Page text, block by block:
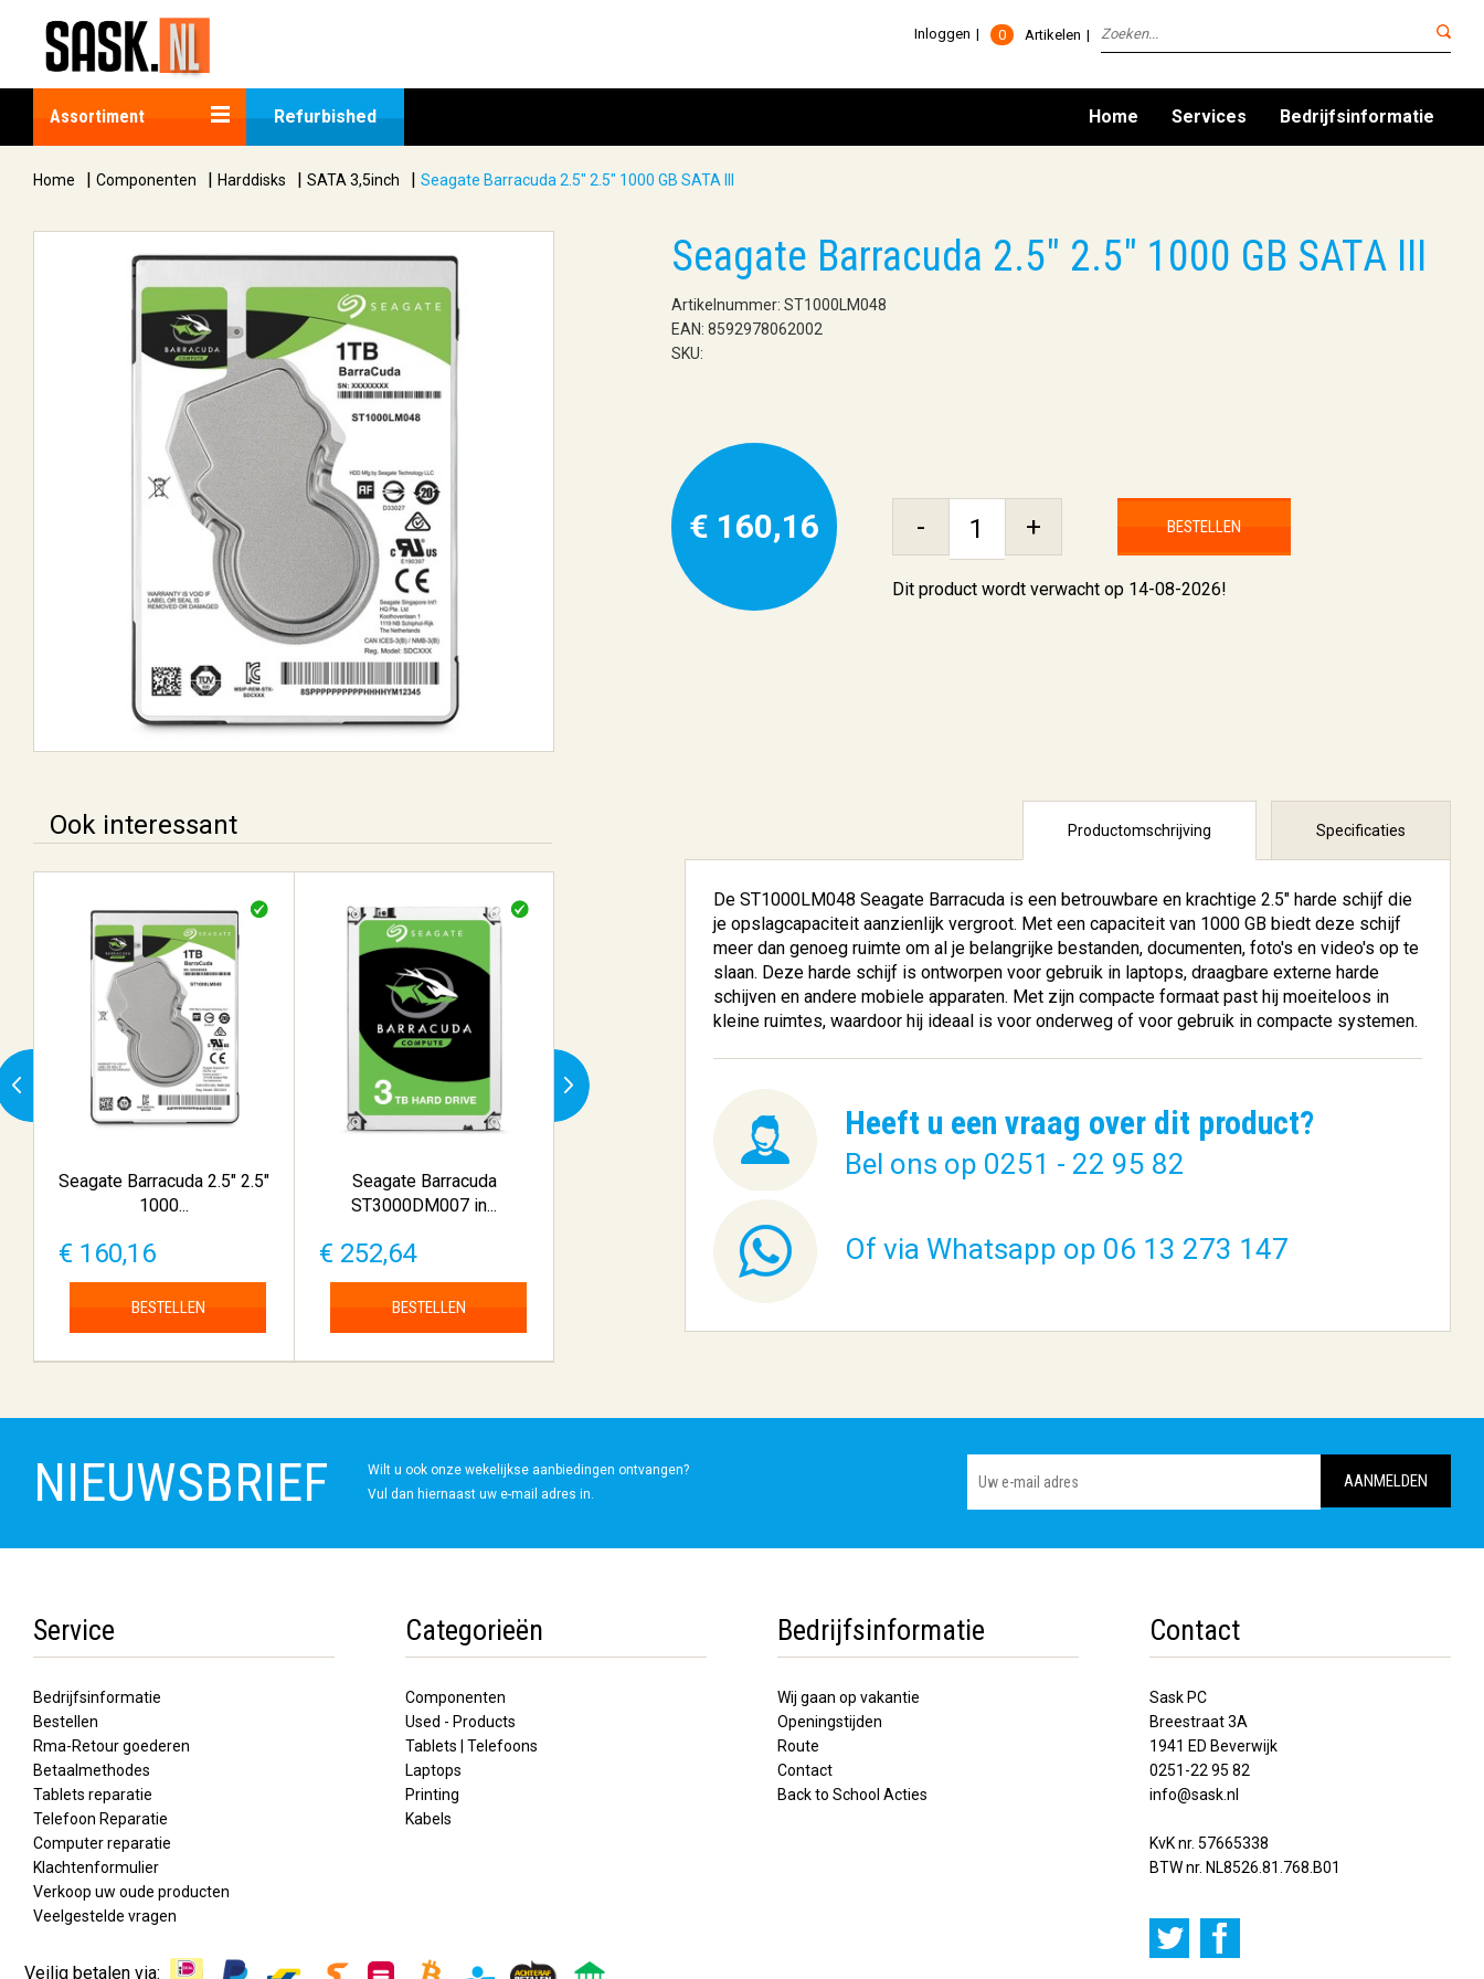
0 Artikelen
Inloggen
Assortiment Refurbished Home Services Bedrijfsinformatie
Home | Componenten | Harddisks | SATA 3,5inch | Seagate Barracuda 2.5" 2.5" 1000 GB SATA III
Seagate Barracuda 2.5" 2.5" 1000 GB SATA III
Artikelnummer: ST1000LM048
EAN: 8592978062002
SKU:
€ 160,16 - + BESTELLEN
Dit product wordt verwacht op 14-08-2026!
Ook interessant
Seagate Barracuda 2.5" 2.5"
1000...
€ 160,16
BESTELLEN
Seagate Barracuda
ST3000DM007 in...
€ 252,64
BESTELLEN
Seagate Barracuda
€ 201,11
Seagate Barracuda
€ 349,41
Productomschrijving Specificaties
De ST1000LM048 Seagate Barracuda is een betrouwbare en krachtige 2.5" harde schijf die
je opslagcapaciteit aanzienlijk vergroot. Met een capaciteit van 1000 GB biedt deze schijf
meer dan genoeg ruimte om al je belangrijke bestanden, documenten, foto's en video's op te
slaan. Deze harde schijf is ontworpen voor gebruik in laptops, draagbare externe harde
schijven en andere mobiele apparaten. Met zijn compacte formaat past hij moeiteloos in
kleine ruimtes, waardoor hij ideaal is voor onderweg of voor gebruik in compacte systemen.
Heeft u een vraag over dit product?
Bel ons op 0251 - 22 95 82
Of via Whatsapp op 06 13 273 147
NIEUWSBRIEF
Wilt u ook onze wekelijkse aanbiedingen ontvangen?
Vul dan hiernaast uw e-mail adres in.
Service
Bedrijfsinformatie
Bestellen
Rma-Retour goederen
Betaalmethodes
Tablets reparatie
Telefoon Reparatie
Computer reparatie
Klachtenformulier
Verkoop uw oude producten
Veelgestelde vragen
Categorieën
Componenten
Used - Products
Tablets | Telefoons
Laptops
Printing
Kabels
Bedrijfsinformatie
Wij gaan op vakantie
Openingstijden
Route
Contact
Back to School Acties
Contact
Sask PC
Breestraat 3A
1941 ED Beverwijk
0251-22 95 82
info@sask.nl
KvK nr. 57665338
BTW nr. NL8526.81.768.B01
Veilig betalen via: